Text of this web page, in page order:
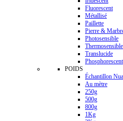
Fluorescent
Métallisé
Paillette
Pierre &
Photosensible
Thermosensible
Translucide
Phosphorescent
POIDS
Échantillon
Au mètre
250g
500g
800g
1Kg